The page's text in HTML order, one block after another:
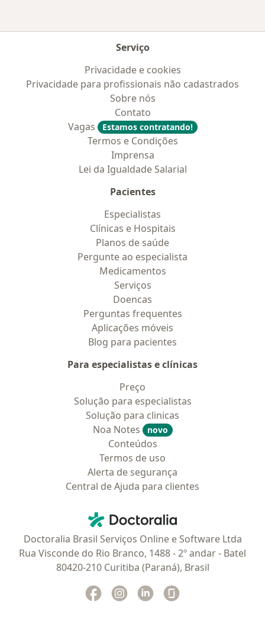
Serviço
Privacidade e cookies
Privacidade para profissionais não cadastrados
Sobre nós
Contato
Vagas
Estamos contratando!
Termos e Condições
Imprensa
Lei da Igualdade Salarial
Pacientes
Especialistas
Clínicas e Hospitais
Planos de saúde
Pergunte ao especialista
Medicamentos
Serviços
Doencas
Perguntas frequentes
Aplicações móveis
Blog para pacientes
Para especialistas e clínicas
Preço
Solução para especialistas
Solução para clinicas
Noa Notes
novo
Conteúdos
Termos de uso
Alerta de segurança
Central de Ajuda para clientes
Doctoralia - Homepage
Doctoralia Brasil Serviços Online e Software Ltda
Rua Visconde do Rio Branco, 1488 - 2º andar - Batel
80420-210 Curitiba (Paraná), Brasil
Facebook
abre num novo separador
Instagram
abre num novo separador
Linkedin
abre num novo